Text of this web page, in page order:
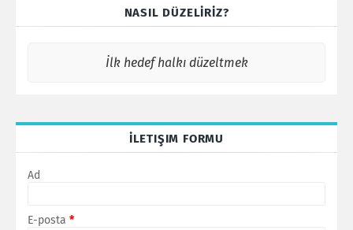
NASIL DÜZELİRİZ?
İlk hedef halkı düzeltmek
İLETIŞIM FORMU
Ad
E-posta *